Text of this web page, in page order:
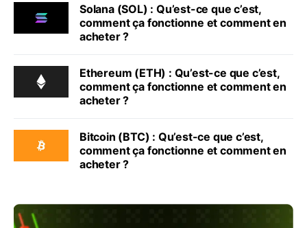
Solana (SOL) : Qu’est-ce que c’est,
comment ça fonctionne et comment en
acheter ?
Ethereum (ETH) : Qu’est-ce que c’est,
comment ça fonctionne et comment en
acheter ?
Bitcoin (BTC) : Qu’est-ce que c’est,
comment ça fonctionne et comment en
acheter ?